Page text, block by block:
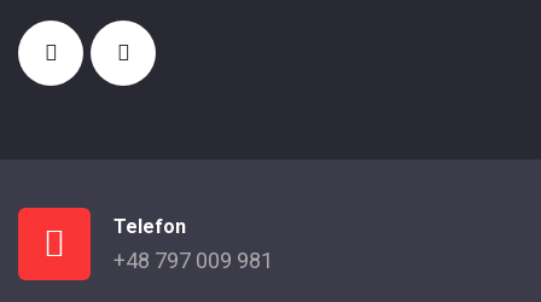
Telefon
+48 797 009 981